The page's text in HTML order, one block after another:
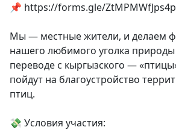
📌 https://forms.gle/
Мы — местные жители, и делаем
нашего любимого уголка
переводе с кыргызского —
пойдут на благоустройство
птиц.
💸 Условия участия: